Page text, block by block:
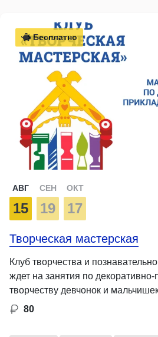
Бесплатно
АВГ
15
СЕН
19
ОКТ
17
Творческая мастерская
Клуб творчества и
ждет на занятия по
творчеству девчонок и
80